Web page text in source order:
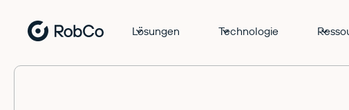
Lösungen Technologie